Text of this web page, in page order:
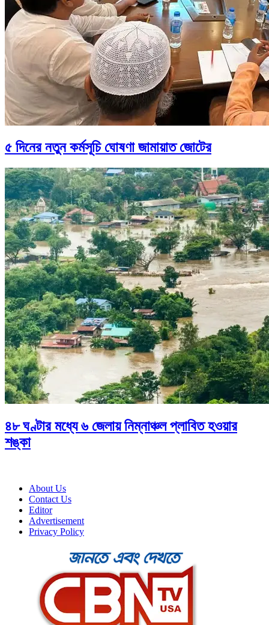
৫ দিনের নতুন কর্মসূচি ঘোষণা জামায়াত জোটের
৪৮ ঘণ্টার মধ্যে ৬ জেলায় নিম্নাঞ্চল প্লাবিত হওয়ার
শঙ্কা
About Us
Contact Us
Editor
Advertisement
Privacy Policy